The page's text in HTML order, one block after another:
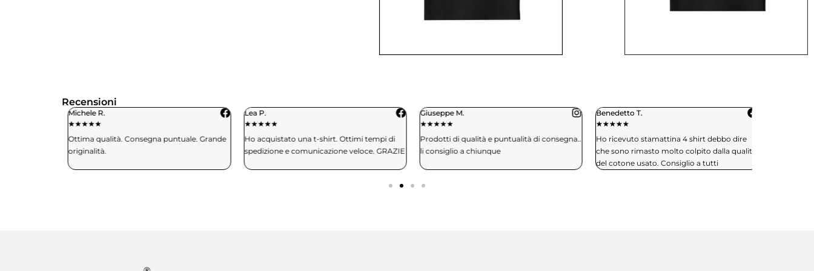
Recensioni
Michele R.
★★★★★
Ottima qualità. Consegna puntuale. Grande
originalità.
Lea P.
★★★★★
Ho acquistato una t-shirt. Ottimi tempi di
spedizione e comunicazione veloce. GRAZIE
Giuseppe M.
★★★★★
Prodotti di qualità e puntualità di consegna..
li consiglio a chiunque
Benedetto T.
★★★★
Ho ricevuto stamattina 4 shirt debbo dire
che sono rimasto molto colpito dalla qualità
del cotone usato. Consiglio a tutti